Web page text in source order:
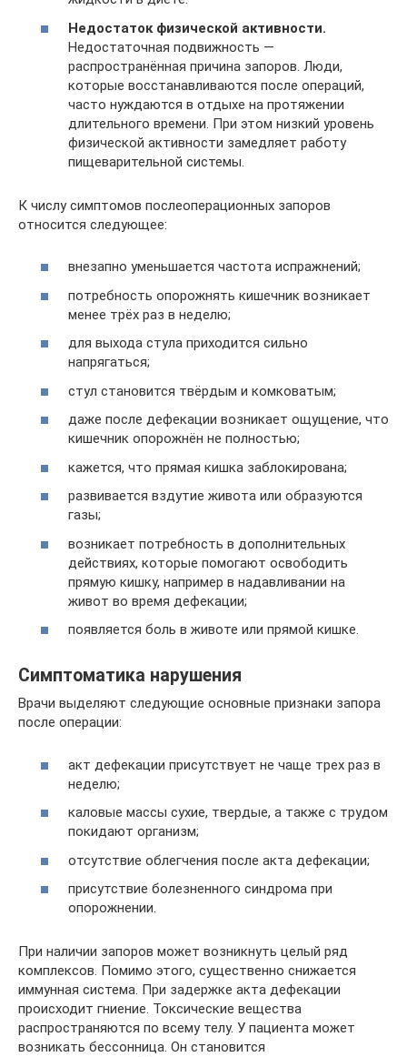
Недостаток физической активности.
Недостаточная подвижность —
распространённая причина запоров. Люди,
которые восстанавливаются после операций,
часто нуждаются в отдыхе на протяжении
длительного времени. При этом низкий уровень
физической активности замедляет работу
пищеварительной системы.
К числу симптомов послеоперационных запоров
относится следующее:
внезапно уменьшается частота испражнений;
потребность опорожнять кишечник возникает
менее трёх раз в неделю;
для выхода стула приходится сильно
напрягаться;
стул становится твёрдым и комковатым;
даже после дефекации возникает ощущение, что
кишечник опорожнён не полностью;
кажется, что прямая кишка заблокирована;
развивается вздутие живота или образуются
газы;
возникает потребность в дополнительных
действиях, которые помогают освободить
прямую кишку, например в надавливании на
живот во время дефекации;
появляется боль в животе или прямой кишке.
Симптоматика нарушения
Врачи выделяют следующие основные признаки запора
после операции:
акт дефекации присутствует не чаще трех раз в
неделю;
каловые массы сухие, твердые, а также с трудом
покидают организм;
отсутствие облегчения после акта дефекации;
присутствие болезненного синдрома при
опорожнении.
При наличии запоров может возникнуть целый ряд
комплексов. Помимо этого, существенно снижается
иммунная система. При задержке акта дефекации
происходит гниение. Токсические вещества
распространяются по всему телу. У пациента может
возникать бессонница. Он становится